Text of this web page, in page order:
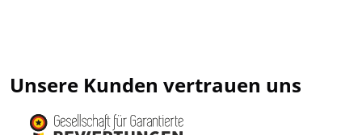
Unsere Kunden vertrauen uns